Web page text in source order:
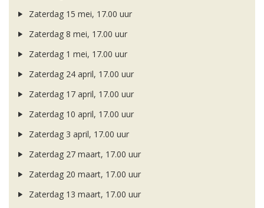
Zaterdag 15 mei, 17.00 uur
Zaterdag 8 mei, 17.00 uur
Zaterdag 1 mei, 17.00 uur
Zaterdag 24 april, 17.00 uur
Zaterdag 17 april, 17.00 uur
Zaterdag 10 april, 17.00 uur
Zaterdag 3 april, 17.00 uur
Zaterdag 27 maart, 17.00 uur
Zaterdag 20 maart, 17.00 uur
Zaterdag 13 maart, 17.00 uur